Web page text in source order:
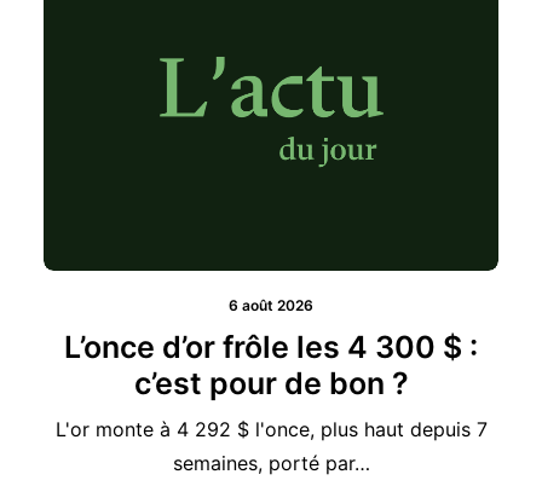
6 août 2026
L’once d’or frôle les 4 300 $ :
c’est pour de bon ?
L'or monte à 4 292 $ l'once, plus haut depuis 7
semaines, porté par…